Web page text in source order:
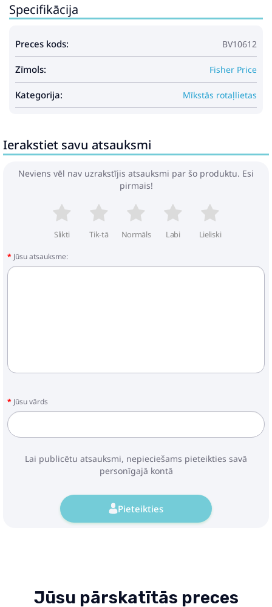
Pirkt
Plush Toy Raccoon Cuddly Toy
Plush Mascot Cuddly Toy Small
Dog Black 19cm
Pirkt Patīk
Lullaby Pink With Stars Set
Pirkt Patīk
Specifikācija
Preces kods: BV10612
Zīmols: Fisher Price
Kategorija: Mīkstās rotaļlietas
Ierakstiet savu atsauksmi
Neviens vēl nav uzrakstījis atsauksmi par šo produktu. Esi
pirmais!
Slikti Tik-tā Normāls Labi Lieliski
Jūsu atsauksme:
Jūsu vārds
Lai publicētu atsauksmi, nepieciešams pieteikties savā
personīgajā kontā
Pieteikties
Jūsu pārskatītās preces